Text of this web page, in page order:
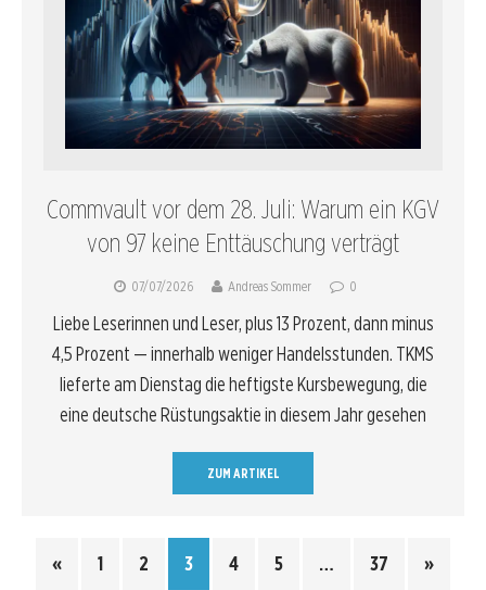
Commvault vor dem 28. Juli: Warum ein KGV
von 97 keine Enttäuschung verträgt
07/07/2026 Andreas Sommer 0
Liebe Leserinnen und Leser, plus 13 Prozent, dann minus
4,5 Prozent — innerhalb weniger Handelsstunden. TKMS
lieferte am Dienstag die heftigste Kursbewegung, die
eine deutsche Rüstungsaktie in diesem Jahr gesehen
ZUM ARTIKEL
« 1 2 3 4 5 … 37 »